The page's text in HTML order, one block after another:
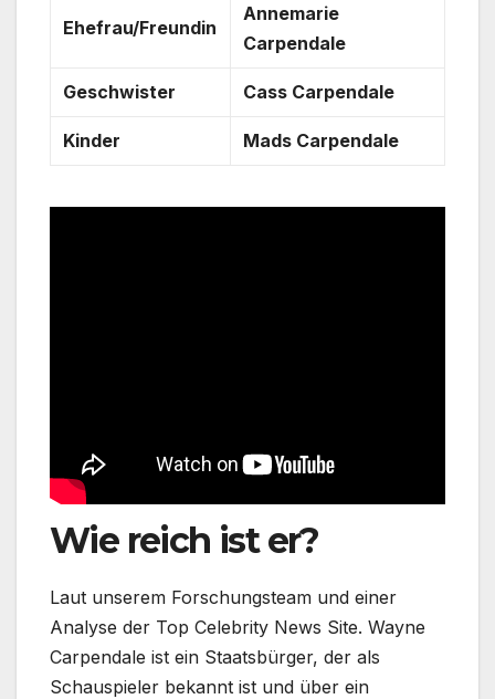
Ehefrau/Freundin
Annemarie
Carpendale
Geschwister Cass Carpendale
Kinder Mads Carpendale
Wie reich ist er?
Laut unserem Forschungsteam und einer
Analyse der Top Celebrity News Site. Wayne
Carpendale ist ein Staatsbürger, der als
Schauspieler bekannt ist und über ein